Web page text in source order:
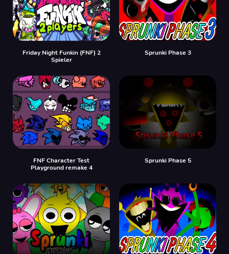
Friday Night Funkin (FNF) 2
Spieler
Sprunki Phase 3
FNF Character Test
Playground remake 4
Sprunki Phase 5